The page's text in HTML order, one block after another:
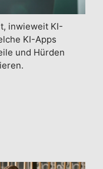
inwieweit KI-
KI-Apps
und Hürden